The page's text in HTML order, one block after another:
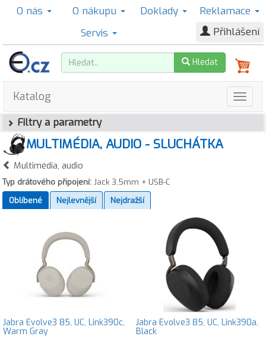
O nás O nákupu Doklady
Reklamace
Servis
Přihlášení
Hledat
Katalog
Filtry a parametry
MULTIMÉDIA, AUDIO - SLUCHÁTKA
Multimédia, audio
Typ drátového připojení: Jack 3,5mm + USB-C
Oblíbené
Nejlevnější Nejdražší
Jabra Evolve3 85, UC, Link390c,
Warm Gray
Jabra Evolve3 85, UC, Link390a,
Black